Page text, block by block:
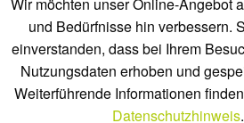
und Bedürfnisse hin verbessern.
einverstanden, dass bei Ihrem
Nutzungsdaten erhoben und
Weiterführende Informationen
Datenschutzhinweis.